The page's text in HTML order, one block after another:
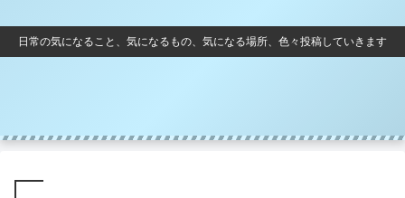
日常の気になること、気になるもの、気になる場所、色々投稿していきます